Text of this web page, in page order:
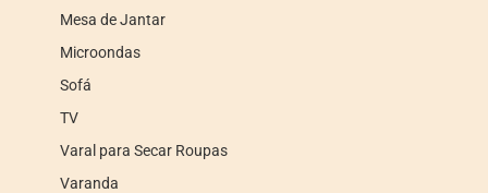
Mesa de Jantar
Microondas
Sofá
TV
Varal para Secar Roupas
Varanda